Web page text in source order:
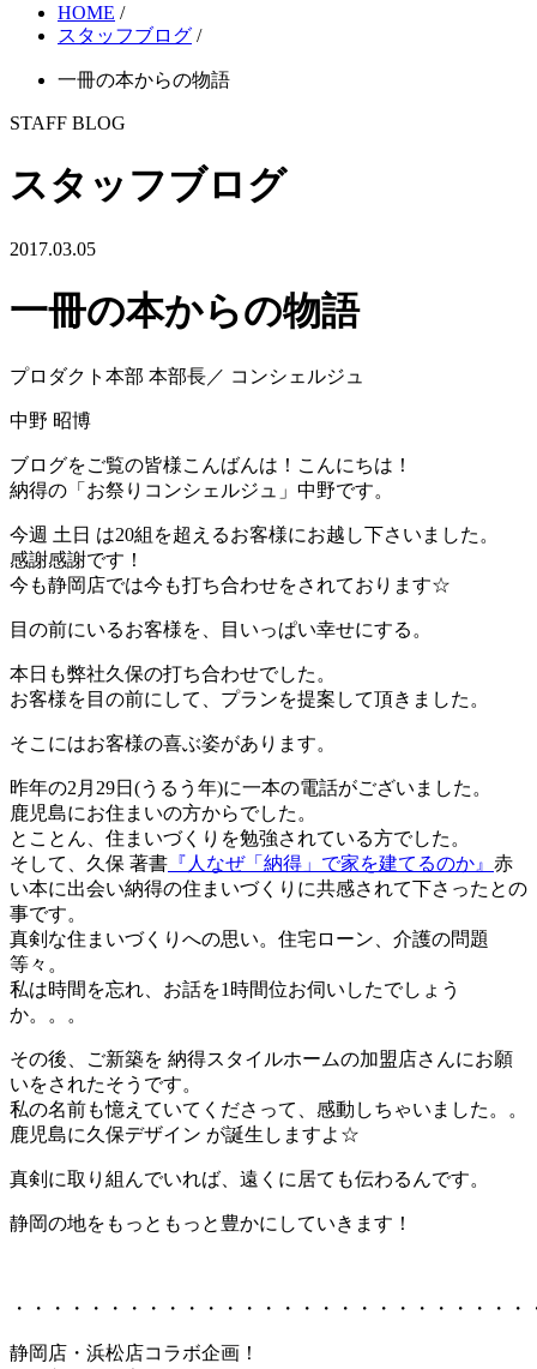
HOME /
スタッフブログ /
一冊の本からの物語
STAFF BLOG
スタッフブログ
2017.03.05
一冊の本からの物語
プロダクト本部 本部長／ コンシェルジュ
中野 昭博
ブログをご覧の皆様こんばんは！こんにちは！
納得の「お祭りコンシェルジュ」中野です。
今週 土日 は20組を超えるお客様にお越し下さいました。
感謝感謝です！
今も静岡店では今も打ち合わせをされております☆
目の前にいるお客様を、目いっぱい幸せにする。
本日も弊社久保の打ち合わせでした。
お客様を目の前にして、プランを提案して頂きました。
そこにはお客様の喜ぶ姿があります。
昨年の2月29日(うるう年)に一本の電話がございました。
鹿児島にお住まいの方からでした。
とことん、住まいづくりを勉強されている方でした。
そして、久保 著書 『人なぜ「納得」で家を建てるのか』 赤
い本に出会い納得の住まいづくりに共感されて下さったとの
事です。
真剣な住まいづくりへの思い。住宅ローン、介護の問題
等々。
私は時間を忘れ、お話を1時間位お伺いしたでしょう
か。。。
その後、ご新築を 納得スタイルホームの加盟店さんにお願
いをされたそうです。
私の名前も憶えていてくださって、感動しちゃいました。。
鹿児島に久保デザイン が誕生しますよ☆
真剣に取り組んでいれば、遠くに居ても伝わるんです。
静岡の地をもっともっと豊かにしていきます！
・・・・・・・・・・・・・・・・・・・・・・・・・・
静岡店・浜松店コラボ企画！